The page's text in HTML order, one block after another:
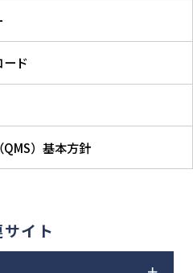
ード
）基本方針
イト